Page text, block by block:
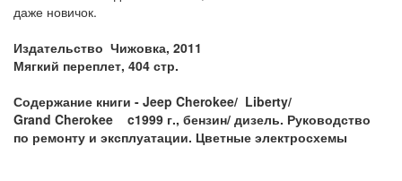
даже новичок.
Издательство Чижовка, 2011
Мягкий переплет, 404 стр.
Содержание книги - Jeep Cherokee/ Liberty/
Grand Cherokee c1999 г., бензин/ дизель. Руководство
по ремонту и эксплуатации. Цветные электросхемы